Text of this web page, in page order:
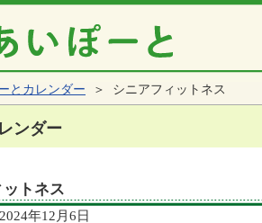
とカレンダー ＞ シニアフィットネス
ンダー
トネス
2024年12月6日